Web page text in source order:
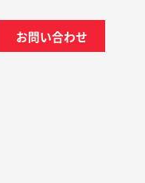
お問い合わせ